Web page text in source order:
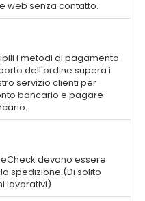
web senza contatto.
i metodi di pagamento
dell'ordine supera i
servizio clienti per
bancario e pagare
devono essere
spedizione.(Di solito
lavorativi)